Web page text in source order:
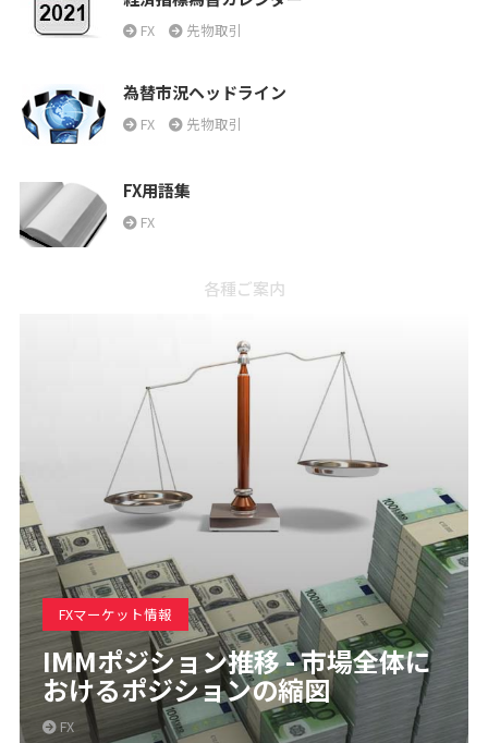
FX 先物取引
為替市況ヘッドライン
FX 先物取引
FX用語集
FX
各種ご案内
FXマーケット情報
IMMポジション推移 - 市場全体に
おけるポジションの縮図
FX